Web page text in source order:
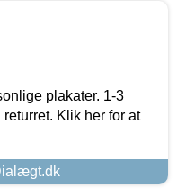
plakater. 1-3
Klik her for at